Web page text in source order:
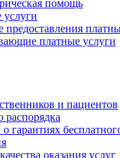
помощь
платные услуги
и пациентов
распорядка
гарантиях
оказания услуг